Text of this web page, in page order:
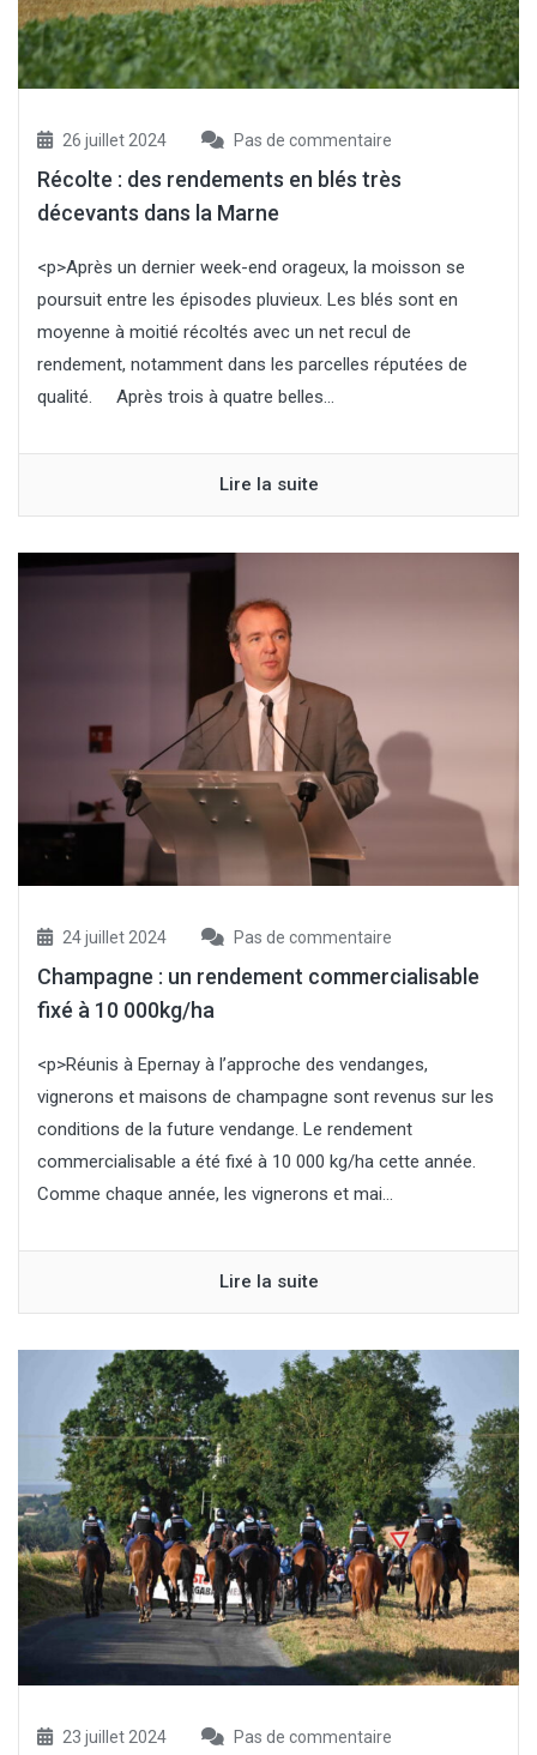
26 juillet 2024 Pas de commentaire
Récolte : des rendements en blés très
décevants dans la Marne
<p>Après un dernier week-end orageux, la moisson se
poursuit entre les épisodes pluvieux. Les blés sont en
moyenne à moitié récoltés avec un net recul de
rendement, notamment dans les parcelles réputées de
qualité. Après trois à quatre belles...
Lire la suite
24 juillet 2024 Pas de commentaire
Champagne : un rendement commercialisable
fixé à 10 000kg/ha
<p>Réunis à Epernay à l’approche des vendanges,
vignerons et maisons de champagne sont revenus sur les
conditions de la future vendange. Le rendement
commercialisable a été fixé à 10 000 kg/ha cette année.
Comme chaque année, les vignerons et mai...
Lire la suite
23 juillet 2024 Pas de commentaire